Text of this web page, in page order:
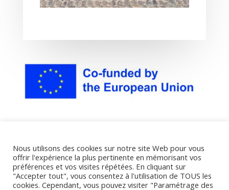
Nous utilisons des cookies sur notre site Web pour vous
offrir l'expérience la plus pertinente en mémorisant vos
préférences et vos visites répétées. En cliquant sur
"Accepter tout", vous consentez à l'utilisation de TOUS les
cookies. Cependant, vous pouvez visiter "Paramétrage des